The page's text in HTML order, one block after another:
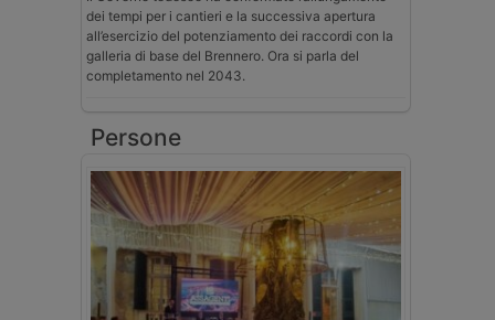
dei tempi per i cantieri e la successiva apertura
all’esercizio del potenziamento dei raccordi con la
galleria di base del Brennero. Ora si parla del
completamento nel 2043.
Persone